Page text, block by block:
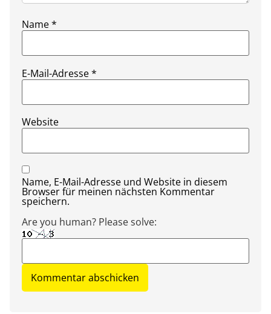
Name*
E-Mail-Adresse*
Website
Name, E-Mail-Adresse und Website in diesem
Browser für meinen nächsten Kommentar
speichern.
Are you human? Please solve: